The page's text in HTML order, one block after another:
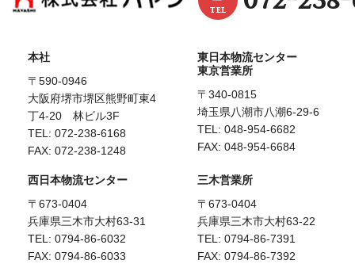
本社
〒590-0946
大阪府堺市堺区熊野町東4
丁4-20 林ビル3F
TEL: 072-238-6168
FAX: 072-238-1248
東日本物流センター
東京営業所
〒340-0815
埼玉県八潮市八潮6-29-6
TEL: 048-954-6682
FAX: 048-954-6684
西日本物流センター
〒673-0404
兵庫県三木市大村63-31
TEL: 0794-86-6032
FAX: 0794-86-6033
三木営業所
〒673-0404
兵庫県三木市大村63-22
TEL: 0794-86-7391
FAX: 0794-86-7392